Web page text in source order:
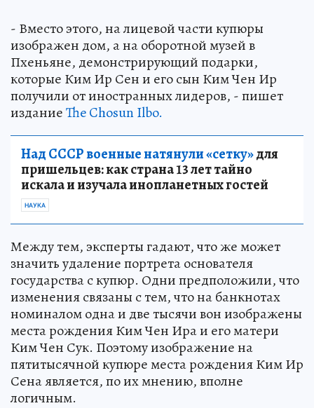
- Вместо этого, на лицевой части купюры
изображен дом, а на оборотной музей в
Пхеньяне, демонстрирующий подарки,
которые Ким Ир Сен и его сын Ким Чен Ир
получили от иностранных лидеров, - пишет
изданиеThe Chosun Ilbo.
Над СССР военные натянули «сетку»для
пришельцев: как страна 13 лет тайно
искала и изучала инопланетных гостей
НАУКА
Между тем, эксперты гадают, что же может
значить удаление портрета основателя
государства с купюр. Одни предположили, что
изменения связаны с тем, что на банкнотах
номиналом одна и две тысячи вон изображены
места рождения Ким Чен Ира и его матери
Ким Чен Сук. Поэтому изображение на
пятитысячной купюре места рождения Ким Ир
Сена является, по их мнению, вполне
логичным.